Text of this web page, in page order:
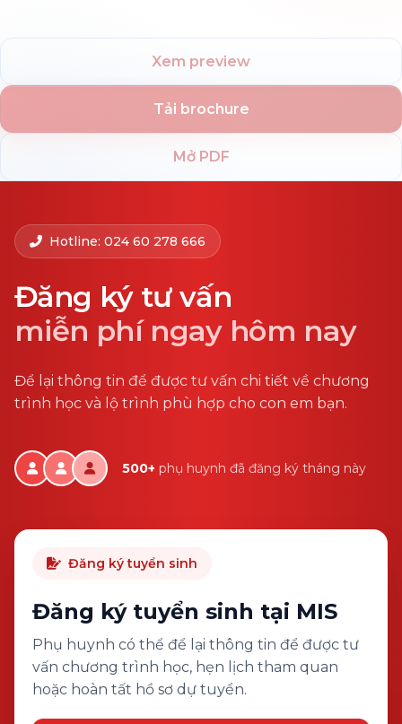
Xem preview
Tải brochure
Mở PDF
Hotline: 024 60 278 666
Đăng ký tư vấn
miễn phí ngay hôm nay
Để lại thông tin để được tư vấn chi tiết về chương
trình học và lộ trình phù hợp cho con em bạn.
500+ phụ huynh đã đăng ký tháng này
Đăng ký tuyển sinh
Đăng ký tuyển sinh tại MIS
Phụ huynh có thể để lại thông tin để được tư
vấn chương trình học, hẹn lịch tham quan
hoặc hoàn tất hồ sơ dự tuyển.